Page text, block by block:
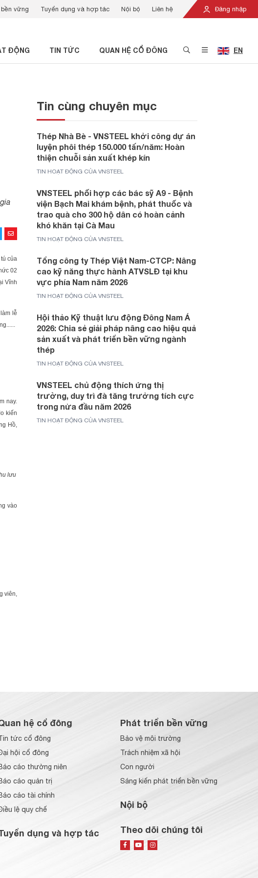
Đăng nhập
vững Tuyển dụng và hợp tác Nội bộ Liên hệ
ĐỘNG TIN TỨC QUAN HỆ CỔ ĐÔNG EN
của
02
Vĩnh
lễ
nay.
kiến
Hồ,
lưu
vào
viên,
Tin cùng chuyên mục
Thép Nhà Bè - VNSTEEL khởi công dự án
luyện phôi thép 150.000 tấn/năm: Hoàn
thiện chuỗi sản xuất khép kín
TIN HOẠT ĐỘNG CỦA VNSTEEL
VNSTEEL phối hợp các bác sỹ A9 - Bệnh
viện Bạch Mai khám bệnh, phát thuốc và
trao quà cho 300 hộ dân có hoàn cảnh
khó khăn tại Cà Mau
TIN HOẠT ĐỘNG CỦA VNSTEEL
Tổng công ty Thép Việt Nam-CTCP: Nâng
cao kỹ năng thực hành ATVSLĐ tại khu
vực phía Nam năm 2026
TIN HOẠT ĐỘNG CỦA VNSTEEL
Hội thảo Kỹ thuật lưu động Đông Nam Á
2026: Chia sẻ giải pháp nâng cao hiệu quả
sản xuất và phát triển bền vững ngành
thép
TIN HOẠT ĐỘNG CỦA VNSTEEL
VNSTEEL chủ động thích ứng thị
trường, duy trì đà tăng trưởng tích cực
trong nửa đầu năm 2026
TIN HOẠT ĐỘNG CỦA VNSTEEL
hệ cổ đông
tức cổ đông
hội cổ đông
cáo thường niên
cáo quản trị
cáo tài chính
lệ quy chế
dụng và hợp tác
Phát triển bền vững
Bảo vệ môi trường
Trách nhiệm xã hội
Con người
Sáng kiến phát triển bền vững
Nội bộ
Theo dõi chúng tôi